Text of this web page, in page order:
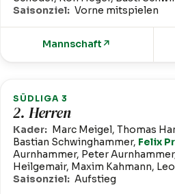
Saisonziel: Vorne mitspielen
Mannschaft ↗
SÜDLIGA 3
2. Herren
Kader: Marc Meigel, Thomas
Bastian Schwinghammer, Felix
Aurnhammer, Peter
Heilgemair, Maxim Kahmann,
Saisonziel: Aufstieg